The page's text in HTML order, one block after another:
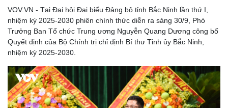
Vụ án
Tin nóng
Tư vấn luật
Vũ khí
Việt Nam
Phân tích
VOV.VN - Tại Đại hội Đại biểu Đảng bộ tỉnh Bắc Ninh lần thứ I,
nhiệm kỳ 2025-2030 phiên chính thức diễn ra sáng 30/9, Phó
Trưởng Ban Tổ chức Trung ương Nguyễn Quang Dương công bố
Quyết định của Bộ Chính trị chỉ định Bí thư Tỉnh ủy Bắc Ninh,
nhiệm kỳ 2025-2030.